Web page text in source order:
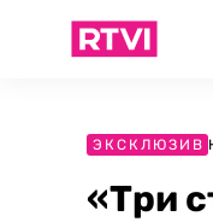
ЭКСКЛЮЗИВ
«Три